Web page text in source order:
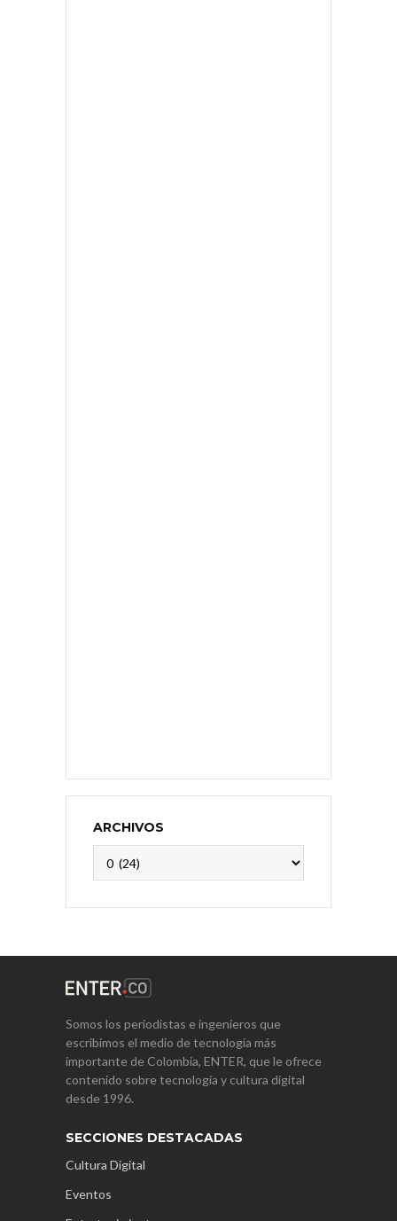
ARCHIVOS
Somos los periodistas e ingenieros que
escribimos el medio de tecnología más
importante de Colombia, ENTER, que le ofrece
contenido sobre tecnología y cultura digital
desde 1996.
SECCIONES DESTACADAS
Cultura Digital
Eventos